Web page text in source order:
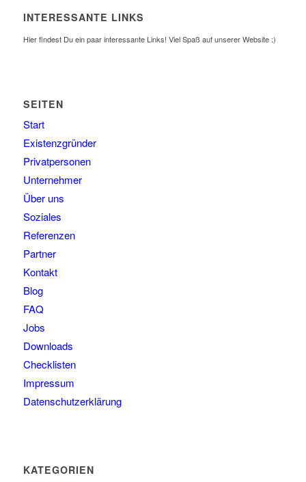
INTERESSANTE LINKS
Hier findest Du ein paar interessante Links! Viel Spaß auf unserer Website :)
SEITEN
Start
Existenzgründer
Privatpersonen
Unternehmer
Über uns
Soziales
Referenzen
Partner
Kontakt
Blog
FAQ
Jobs
Downloads
Checklisten
Impressum
Datenschutzerklärung
KATEGORIEN